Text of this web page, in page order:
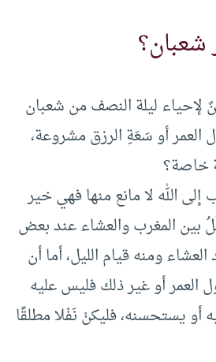
ليلة النصف من شعبان
العمر أو سَعَةِ الرزق مشروعة،
خاصة؟
إلى الله لا مانع منها فهي خير
بين المغرب والعشاء عند بعض
ومنه قيام الليل، أما أن
العمر أو غير ذلك فليس عليه
أو يستحسنه، فليكنْ نَفْلا مطلقًا